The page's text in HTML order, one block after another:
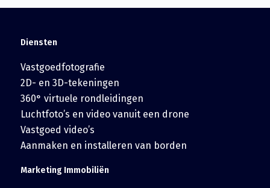
Diensten
Vastgoedfotografie
2D- en 3D-tekeningen
360° virtuele rondleidingen
Luchtfoto’s en video vanuit een drone
Vastgoed video’s
Aanmaken en installeren van borden
Marketing Immobiliën